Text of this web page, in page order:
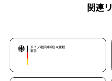
関連